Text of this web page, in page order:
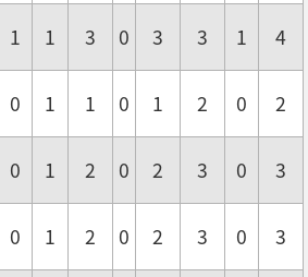
1 1 3 0 3 3 1
4
0 1 1 0 1 2 0
2
0 1 2 0 2 3 0
3
0 1 2 0 2 3 0
3